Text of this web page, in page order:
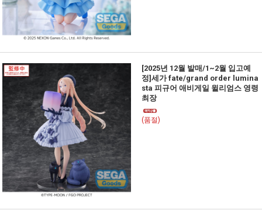
[2025년 12월 발매/1~2월 입고예
정]세가 fate/grand order lumina
sta 피규어 애비게일 윌리엄스 영령
최장
(품절)